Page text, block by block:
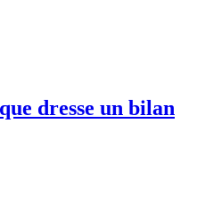
dresse un bilan